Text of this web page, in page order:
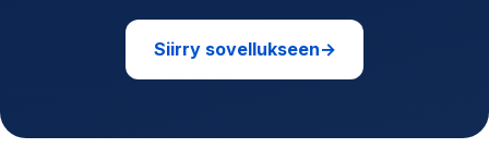
Siirry sovellukseen→